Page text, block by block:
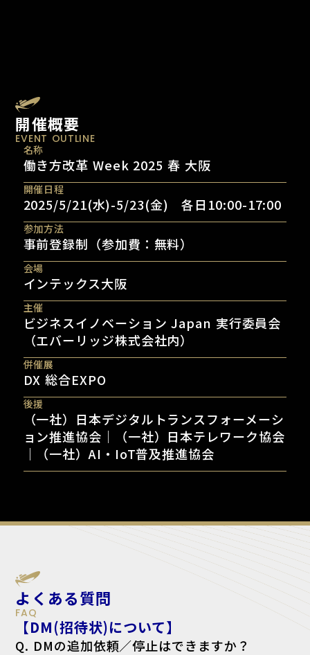
開催概要
EVENT OUTLINE
名称
働き方改革 Week 2025 春 大阪
開催日程
2025/5/21(水)-5/23(金) 各日10:00-17:00
参加方法
事前登録制（参加費：無料）
会場
インテックス大阪
主催
ビジネスイノベーション Japan 実行委員会
（エバーリッジ株式会社内）
併催展
DX 総合EXPO
後援
（一社）日本デジタルトランスフォーメーシ
ョン推進協会｜（一社）日本テレワーク協会
｜（一社）AI・IoT普及推進協会
よくある質問
FAQ
【DM(招待状)について】
Q. DMの追加依頼／停止はできますか？